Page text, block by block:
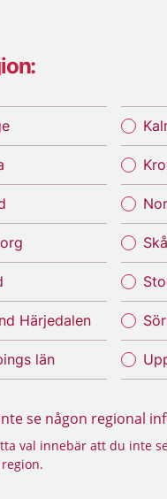
Härjedalen
län
se någon regional
val innebär att du inte